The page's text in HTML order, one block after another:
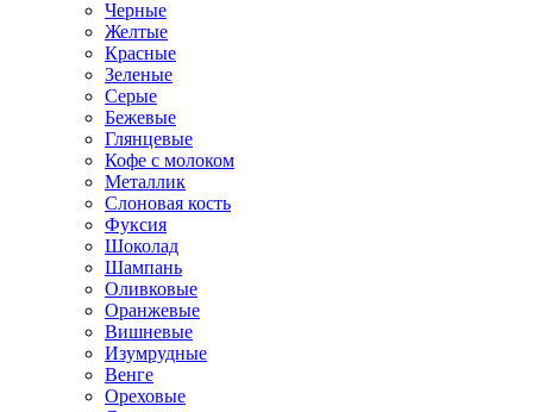
Черные
Желтые
Красные
Зеленые
Серые
Бежевые
Глянцевые
Кофе с молоком
Металлик
Слоновая кость
Фуксия
Шоколад
Шампань
Оливковые
Оранжевые
Вишневые
Изумрудные
Венге
Ореховые